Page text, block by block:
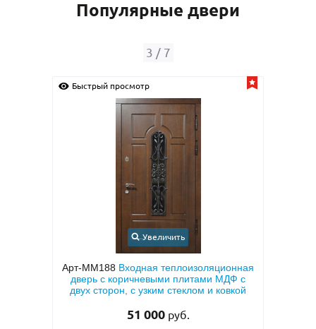
Популярные двери
3 / 7
Быстрый просмотр
Увеличить
Арт-ММ188 Входная теплоизоляционная
дверь с коричневыми плитами МДФ с
двух сторон, с узким стеклом и ковкой
51 000 руб.